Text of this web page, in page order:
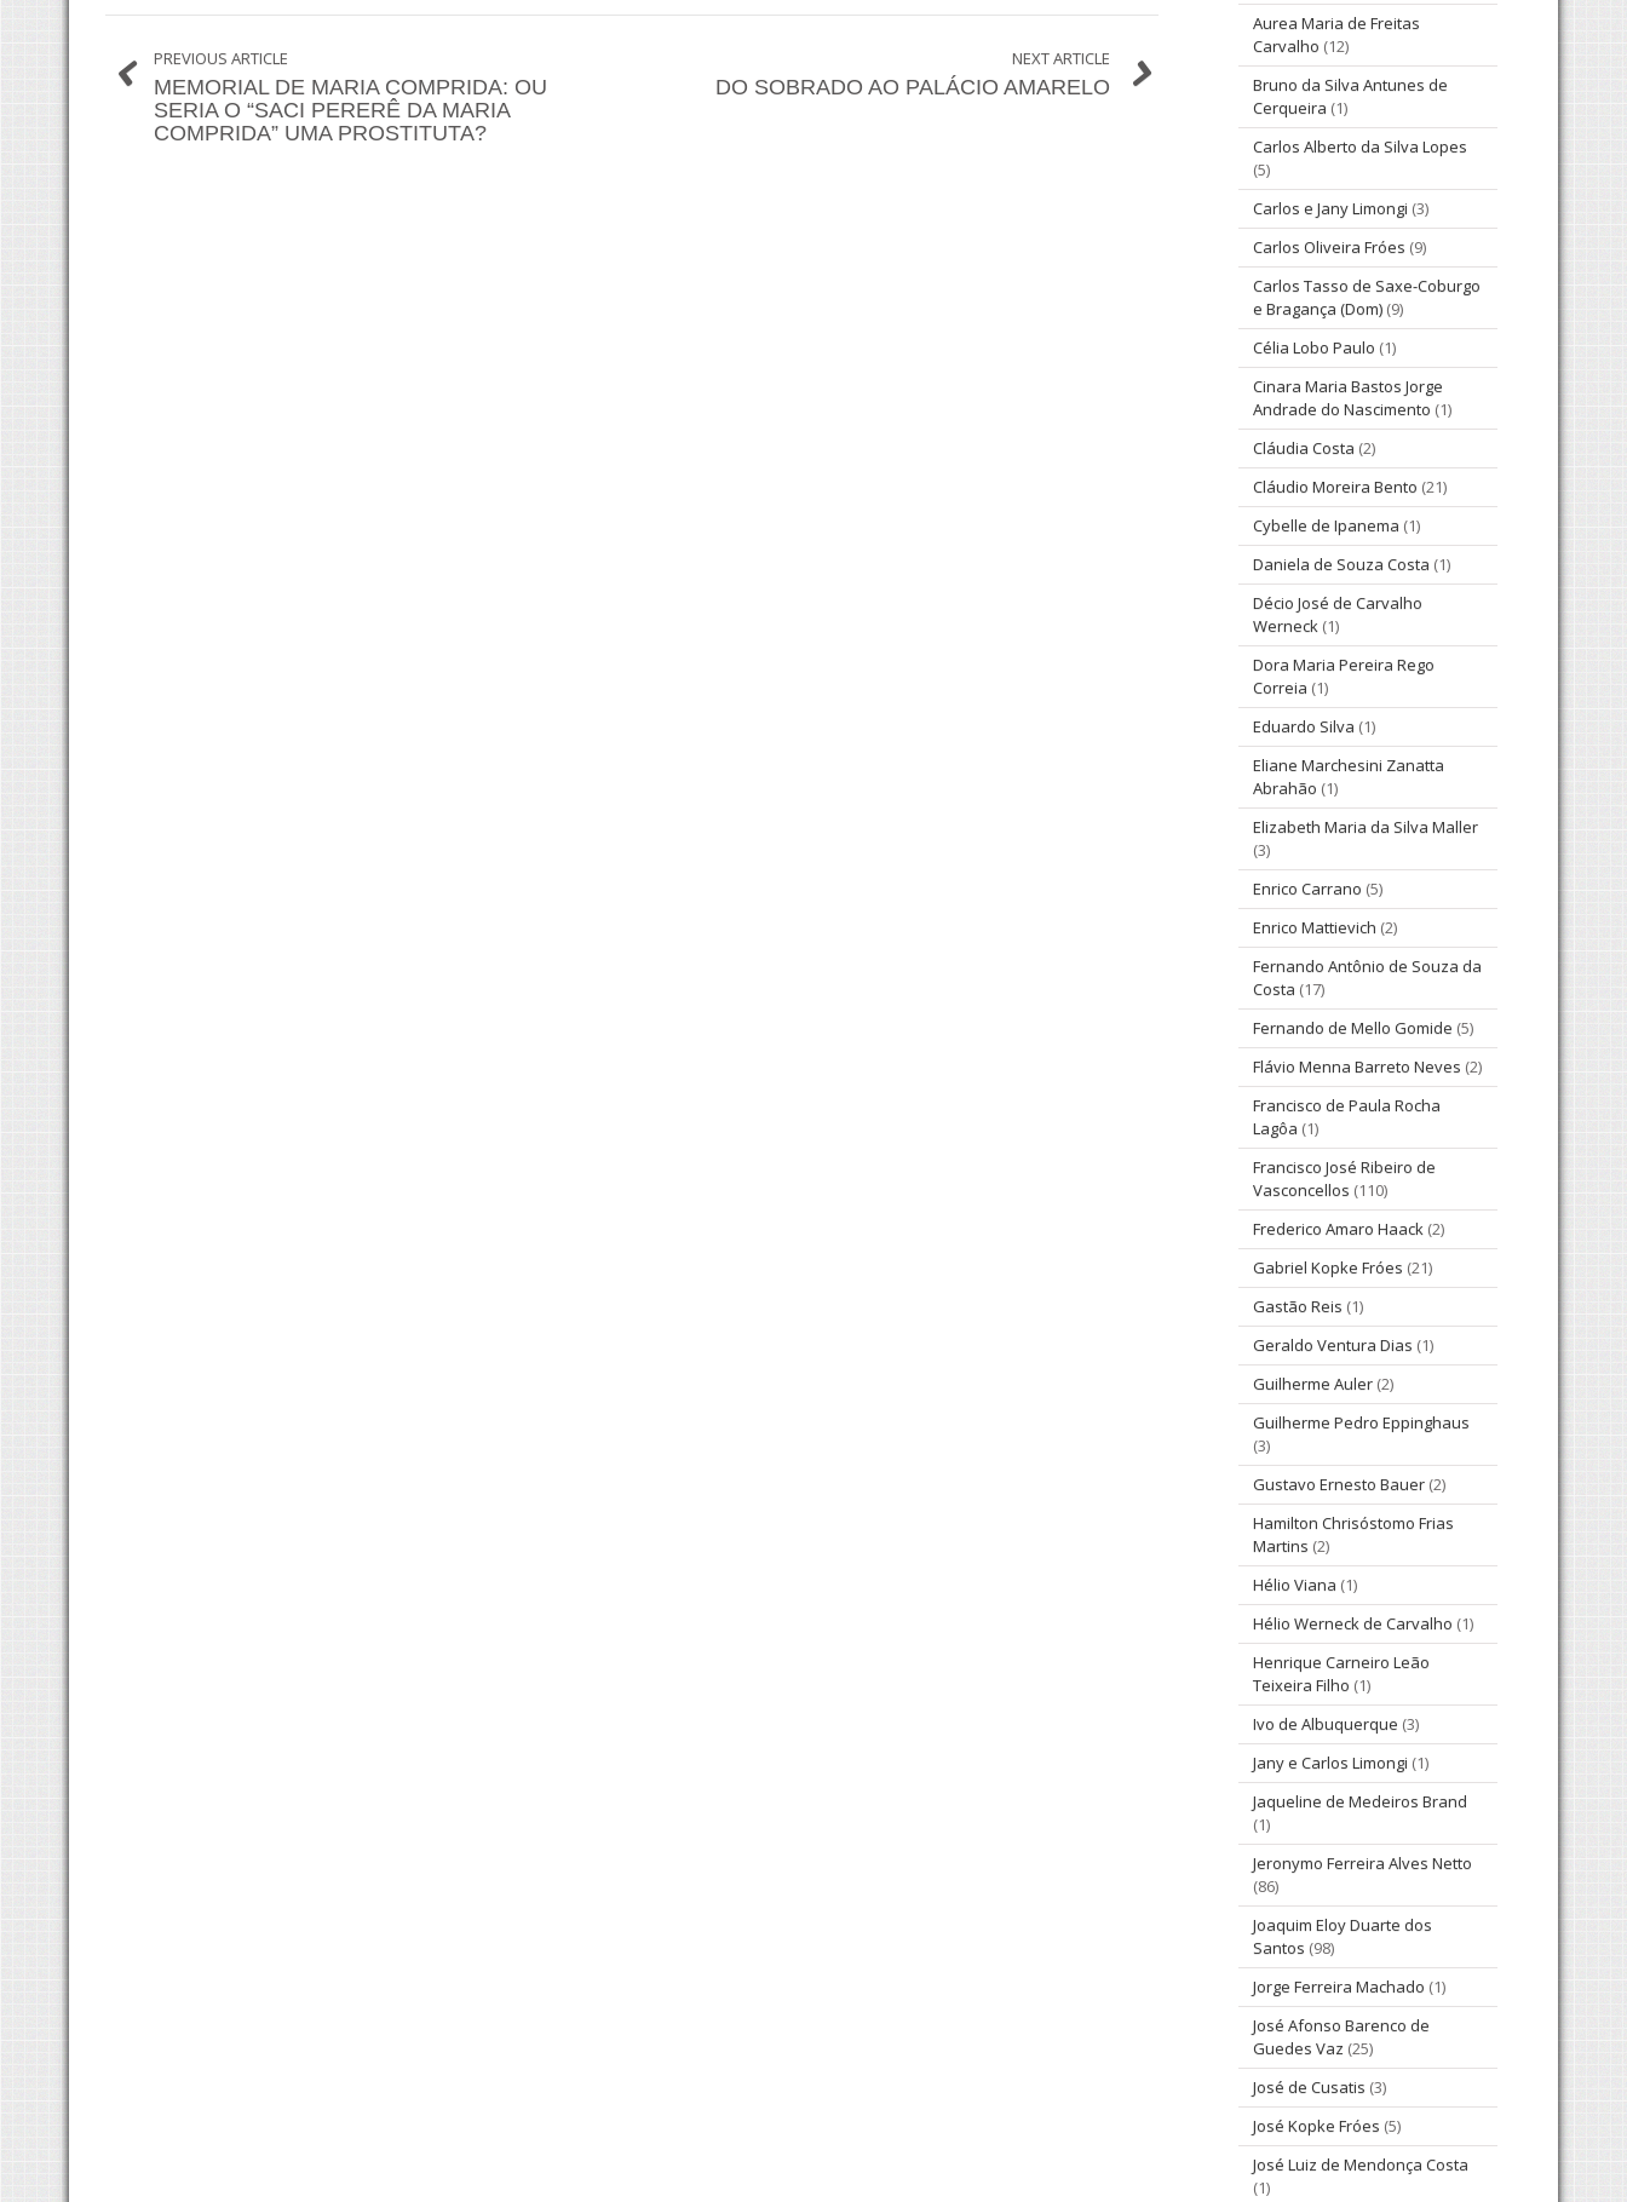
PREVIOUS ARTICLE
MEMORIAL DE MARIA COMPRIDA: OU
SERIA O “SACI PERERÊ DA MARIA
COMPRIDA” UMA PROSTITUTA?
NEXT ARTICLE
DO SOBRADO AO PALÁCIO AMARELO
Aurea Maria de Freitas
Carvalho (12)
Bruno da Silva Antunes de
Cerqueira (1)
Carlos Alberto da Silva Lopes
(5)
Carlos e Jany Limongi (3)
Carlos Oliveira Fróes (9)
Carlos Tasso de Saxe-Coburgo
e Bragança (Dom) (9)
Célia Lobo Paulo (1)
Cinara Maria Bastos Jorge
Andrade do Nascimento (1)
Cláudia Costa (2)
Cláudio Moreira Bento (21)
Cybelle de Ipanema (1)
Daniela de Souza Costa (1)
Décio José de Carvalho
Werneck (1)
Dora Maria Pereira Rego
Correia (1)
Eduardo Silva (1)
Eliane Marchesini Zanatta
Abrahão (1)
Elizabeth Maria da Silva Maller
(3)
Enrico Carrano (5)
Enrico Mattievich (2)
Fernando Antônio de Souza da
Costa (17)
Fernando de Mello Gomide (5)
Flávio Menna Barreto Neves (2)
Francisco de Paula Rocha
Lagôa (1)
Francisco José Ribeiro de
Vasconcellos (110)
Frederico Amaro Haack (2)
Gabriel Kopke Fróes (21)
Gastão Reis (1)
Geraldo Ventura Dias (1)
Guilherme Auler (2)
Guilherme Pedro Eppinghaus
(3)
Gustavo Ernesto Bauer (2)
Hamilton Chrisóstomo Frias
Martins (2)
Hélio Viana (1)
Hélio Werneck de Carvalho (1)
Henrique Carneiro Leão
Teixeira Filho (1)
Ivo de Albuquerque (3)
Jany e Carlos Limongi (1)
Jaqueline de Medeiros Brand
(1)
Jeronymo Ferreira Alves Netto
(86)
Joaquim Eloy Duarte dos
Santos (98)
Jorge Ferreira Machado (1)
José Afonso Barenco de
Guedes Vaz (25)
José de Cusatis (3)
José Kopke Fróes (5)
José Luiz de Mendonça Costa
(1)